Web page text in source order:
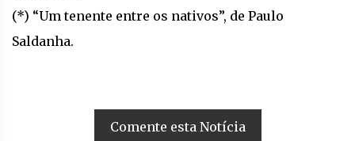
(*) “Um tenente entre os nativos”, de Paulo
Saldanha.
Comente esta Notícia